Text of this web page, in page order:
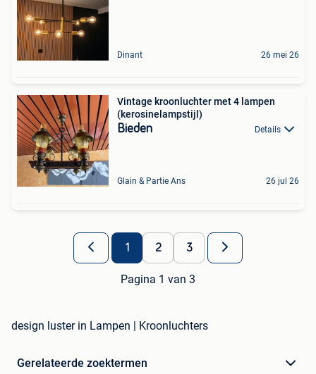
Dinant 26 mei 26
Vintage kroonluchter met 4 lampen
(kerosinelampstijl)
Bieden Details
Glain & Partie Ans 26 jul 26
1 2 3
Pagina 1 van 3
design luster in Lampen | Kroonluchters
Gerelateerde zoektermen